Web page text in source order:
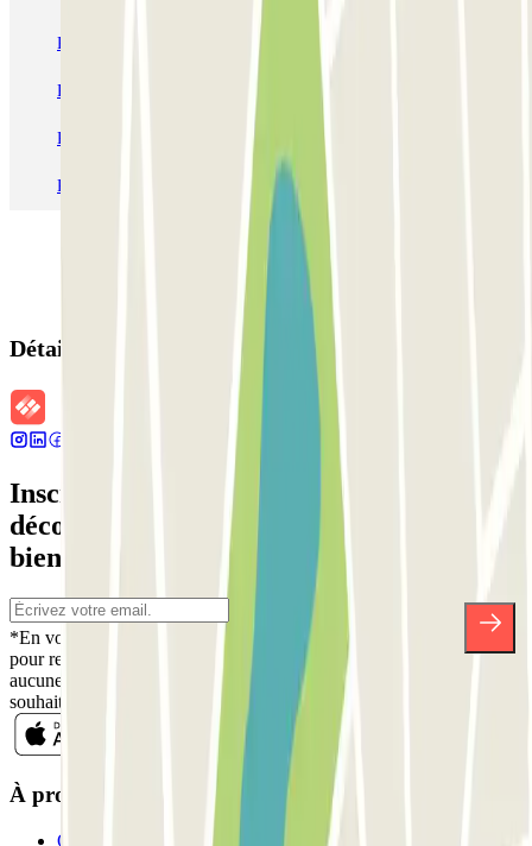
Parking Paris Parking Gare de Lyon
Parking Charles de Gaulle - Roissy Aeroport
Parking Aéroport Roland Garros La Réunion P4 Longue Durée
Parking Aéroport Barcelone Parking Aéroport Beauvais
Détails de la réservation
Inscrivez-vous à notre newsletter et
découvrez des réductions, des concours et
bien d'autres surprises.
*En vous inscrivant, vous acceptez notre politique de confidentialité
pour recevoir des communications commerciales de Parclick. Sans
aucune obligation, vous pouvez vous désinscrire quand vous le
souhaitez dans la même newsletter.
À propos de Parclick
Qui sommes-nous ?